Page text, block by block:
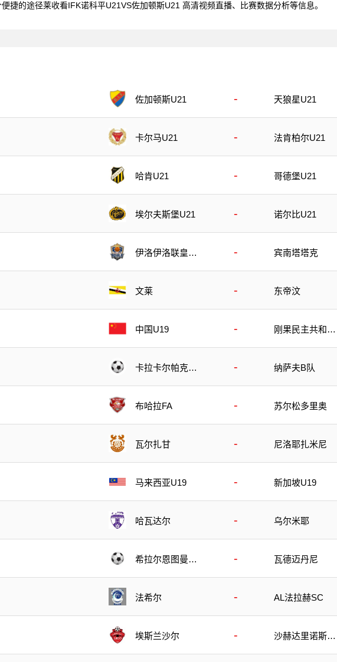
捷的途径莱收看IFK诺科平U21VS佐加顿斯U21 高清视频直播、比赛数据分析等信息。
佐加顿斯U21 - 天狼星U21
卡尔马U21 - 法肯柏尔U21
哈肯U21 - 哥德堡U21
埃尔夫斯堡U21 - 诺尔比U21
伊洛伊洛联皇家
- 宾南塔塔克
文莱 - 东帝汶
中国U19 -
刚果民主共和国
卡拉卡尔帕克斯
- 纳萨夫B队
布哈拉FA - 苏尔松多里奥
瓦尔扎甘 - 尼洛耶扎米尼
马来西亚U19 - 新加坡U19
哈瓦达尔 - 乌尔米耶
希拉尔恩图曼B
- 瓦德迈丹尼
法希尔 - AL法拉赫SC
埃斯兰沙尔 -
沙赫达里诺斯哈